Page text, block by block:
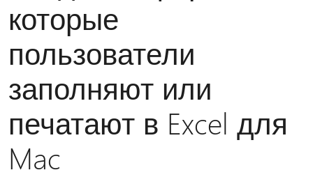
которые
пользователи
заполняют или
печатают в Excel для
Mac